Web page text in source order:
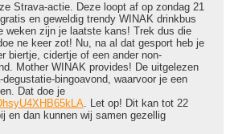
Strava-actie. Deze loopt af op zondag 21
en geweldig trendy WINAK drinkbus
weken zijn je laatste kans! Trek dus die
ne keer zot! Nu, na al dat gesport heb je
biertje, cidertje of een ander non-
Mother WINAK provides! De uitgelezen
bingoavond, waarvoor je een
Dat doe je
. Let op! Dit kan tot 22
en dan kunnen wij samen gezellig